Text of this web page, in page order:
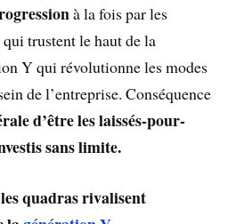
à la fois par les
trustent le haut de la
Y qui révolutionne les modes
de l’entreprise. Conséquence
d’être les laissés-pour-
sans limite.
les quadras rivalisent